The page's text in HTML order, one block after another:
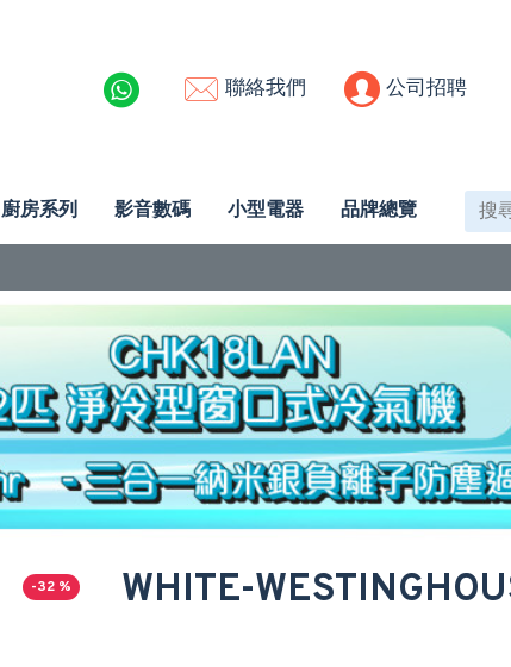
聯絡我們 公司招聘
廚房系列 影音數碼 小型電器 品牌總覽
-32 % WHITE-